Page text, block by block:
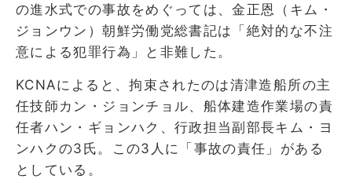
の進水式での事故をめぐっては、金正恩（キム・
ジョンウン）朝鮮労働党総書記は「絶対的な不注
意による犯罪行為」と非難した。
KCNAによると、拘束されたのは清津造船所の主
任技師カン・ジョンチョル、船体建造作業場の責
任者ハン・ギョンハク、行政担当副部長キム・ヨ
ンハクの3氏。この3人に「事故の責任」がある
としている。